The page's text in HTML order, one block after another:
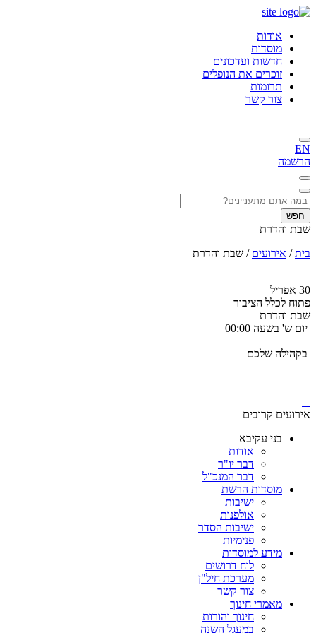
אודות
מוסדות
חדשות ועדכונים
זוכרים את הנופלים
תרומות
צור קשר
EN
הרשמה
חפש
שבת והדרת
בית/ אירועים / שבת והדרת
30 אפריל
פתוח לכלל הציבור
שבת והדרת
יום ש' בשעה 00:00
בקהילה שלכם
אירועים קרובים
בני עקיבא
אודות
דבר יו"ר
דבר המנכ"ל
מוסדות הרשת
ישיבות
אולפנות
ישיבות הסדר
פנימיות
מידע למוסדות
לוח דרושים
מערכת חיל"ן
צור קשר
מאמרי חינוך
חינוך והורות
במעגל השנה